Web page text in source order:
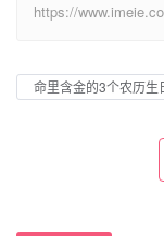
https://
命里含金的3个农历生